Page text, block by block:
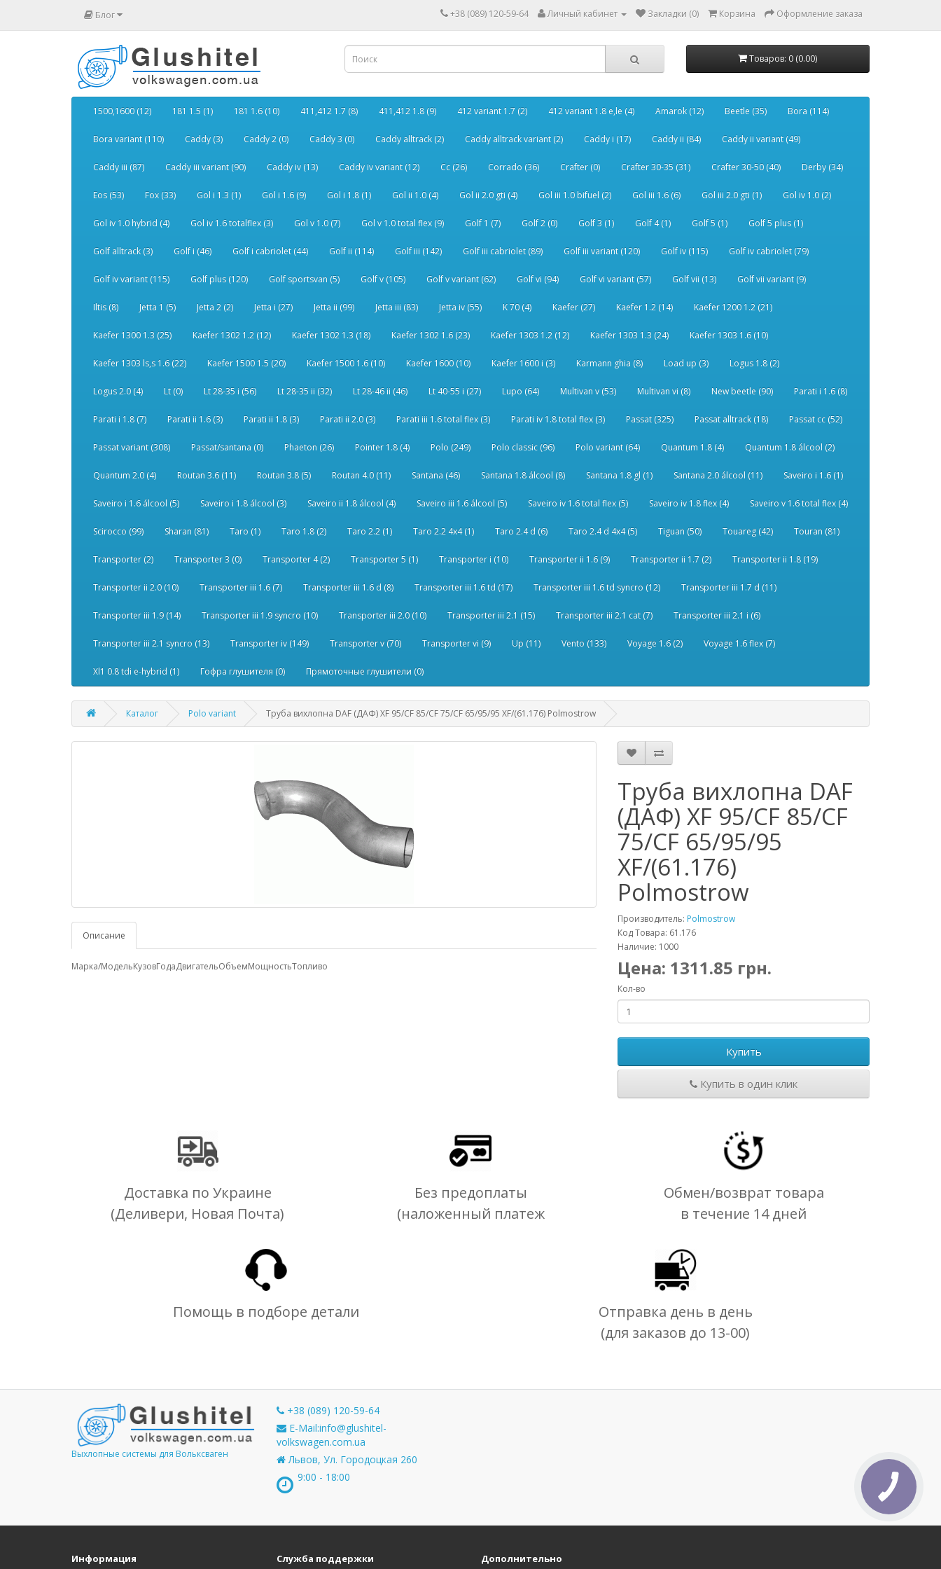
Блог +38 (089) 120-59-64 Личный кабинет Закладки (0) Корзина Оформление заказа
Товаров: 0 (0.00)
1500,1600 (12) 181 1.5 (1) 181 1.6 (10) 411,412 1.7 (8) 411,412 1.8 (9) 412 variant 1.7 (2) 412 variant 1.8 e,le (4) Amarok (12) Beetle (35) Bora (114)
Bora variant (110) Caddy (3) Caddy 2 (0) Caddy 3 (0) Caddy alltrack (2) Caddy alltrack variant (2) Caddy i (17) Caddy ii (84) Caddy ii variant (49)
Caddy iii (87) Caddy iii variant (90) Caddy iv (13) Caddy iv variant (12) Cc (26) Corrado (36) Crafter (0) Crafter 30-35 (31) Crafter 30-50 (40) Derby (34)
Eos (53) Fox (33) Gol i 1.3 (1) Gol i 1.6 (9) Gol i 1.8 (1) Gol ii 1.0 (4) Gol ii 2.0 gti (4) Gol iii 1.0 bifuel (2) Gol iii 1.6 (6) Gol iii 2.0 gti (1) Gol iv 1.0 (2)
Gol iv 1.0 hybrid (4) Gol iv 1.6 totalflex (3) Gol v 1.0 (7) Gol v 1.0 total flex (9) Golf 1 (7) Golf 2 (0) Golf 3 (1) Golf 4 (1) Golf 5 (1) Golf 5 plus (1)
Golf alltrack (3) Golf i (46) Golf i cabriolet (44) Golf ii (114) Golf iii (142) Golf iii cabriolet (89) Golf iii variant (120) Golf iv (115) Golf iv cabriolet (79)
Golf iv variant (115) Golf plus (120) Golf sportsvan (5) Golf v (105) Golf v variant (62) Golf vi (94) Golf vi variant (57) Golf vii (13) Golf vii variant (9)
Iltis (8) Jetta 1 (5) Jetta 2 (2) Jetta i (27) Jetta ii (99) Jetta iii (83) Jetta iv (55) K 70 (4) Kaefer (27) Kaefer 1.2 (14) Kaefer 1200 1.2 (21)
Kaefer 1300 1.3 (25) Kaefer 1302 1.2 (12) Kaefer 1302 1.3 (18) Kaefer 1302 1.6 (23) Kaefer 1303 1.2 (12) Kaefer 1303 1.3 (24) Kaefer 1303 1.6 (10)
Kaefer 1303 ls,s 1.6 (22) Kaefer 1500 1.5 (20) Kaefer 1500 1.6 (10) Kaefer 1600 (10) Kaefer 1600 i (3) Karmann ghia (8) Load up (3) Logus 1.8 (2)
Logus 2.0 (4) Lt (0) Lt 28-35 i (56) Lt 28-35 ii (32) Lt 28-46 ii (46) Lt 40-55 i (27) Lupo (64) Multivan v (53) Multivan vi (8) New beetle (90) Parati i 1.6 (8)
Parati i 1.8 (7) Parati ii 1.6 (3) Parati ii 1.8 (3) Parati ii 2.0 (3) Parati iii 1.6 total flex (3) Parati iv 1.8 total flex (3) Passat (325) Passat alltrack (18) Passat cc (52)
Passat variant (308) Passat/santana (0) Phaeton (26) Pointer 1.8 (4) Polo (249) Polo classic (96) Polo variant (64) Quantum 1.8 (4) Quantum 1.8 álcool (2)
Quantum 2.0 (4) Routan 3.6 (11) Routan 3.8 (5) Routan 4.0 (11) Santana (46) Santana 1.8 álcool (8) Santana 1.8 gl (1) Santana 2.0 álcool (11) Saveiro i 1.6 (1)
Saveiro i 1.6 álcool (5) Saveiro i 1.8 álcool (3) Saveiro ii 1.8 álcool (4) Saveiro iii 1.6 álcool (5) Saveiro iv 1.6 total flex (5) Saveiro iv 1.8 flex (4) Saveiro v 1.6 total flex (4)
Scirocco (99) Sharan (81) Taro (1) Taro 1.8 (2) Taro 2.2 (1) Taro 2.2 4x4 (1) Taro 2.4 d (6) Taro 2.4 d 4x4 (5) Tiguan (50) Touareg (42) Touran (81)
Transporter (2) Transporter 3 (0) Transporter 4 (2) Transporter 5 (1) Transporter i (10) Transporter ii 1.6 (9) Transporter ii 1.7 (2) Transporter ii 1.8 (19)
Transporter ii 2.0 (10) Transporter iii 1.6 (7) Transporter iii 1.6 d (8) Transporter iii 1.6 td (17) Transporter iii 1.6 td syncro (12) Transporter iii 1.7 d (11)
Transporter iii 1.9 (14) Transporter iii 1.9 syncro (10) Transporter iii 2.0 (10) Transporter iii 2.1 (15) Transporter iii 2.1 cat (7) Transporter iii 2.1 i (6)
Transporter iii 2.1 syncro (13) Transporter iv (149) Transporter v (70) Transporter vi (9) Up (11) Vento (133) Voyage 1.6 (2) Voyage 1.6 flex (7)
Xl1 0.8 tdi e-hybrid (1) Гофра глушителя (0) Прямоточные глушители (0)
Каталог Polo variant Труба вихлопна DAF (ДАФ) XF 95/CF 85/CF 75/CF 65/95/95 XF/(61.176) Polmostrow
Описание
Марка/МодельКузовГодаДвигательОбъемМощностьТопливо
Труба вихлопна DAF
(ДАФ) XF 95/CF 85/CF
75/CF 65/95/95
XF/(61.176)
Polmostrow
Производитель: Polmostrow
Код Товара: 61.176
Наличие: 1000
Цена: 1311.85 грн.
Кол-во
Купить
Купить в один клик
Доставка по Украине
(Деливери, Новая Почта)
Без предоплаты
(наложенный платеж
Обмен/возврат товара
в течение 14 дней
Помощь в подборе детали
Отправка день в день
(для заказов до 13-00)
Выхлопные системы для Вольксваген
+38 (089) 120-59-64
E-Mail:info@glushitel-
volkswagen.com.ua
Львов, Ул. Городоцкая 260
9:00 - 18:00
Информация Служба поддержки Дополнительно
КНОПКА
СВЯЗИ